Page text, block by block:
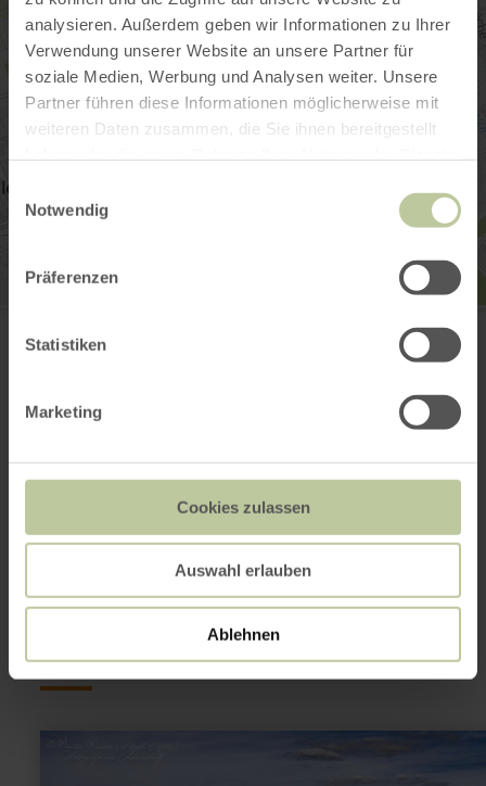
analysieren. Außerdem geben wir Informationen zu Ihrer
Verwendung unserer Website an unsere Partner für
soziale Medien, Werbung und Analysen weiter. Unsere
Partner führen diese Informationen möglicherweise mit
weiteren Daten zusammen, die Sie ihnen bereitgestellt
Einwilligungsauswahl
Notwendig
Präferenzen
Statistiken
Marketing
Cookies zulassen
Auswahl erlauben
Ablehnen
Schüllsmühle 11
52353 Düren - Birkesdorf
E-mail
Op kaart weergeven
Dit kan ook
interessant zijn